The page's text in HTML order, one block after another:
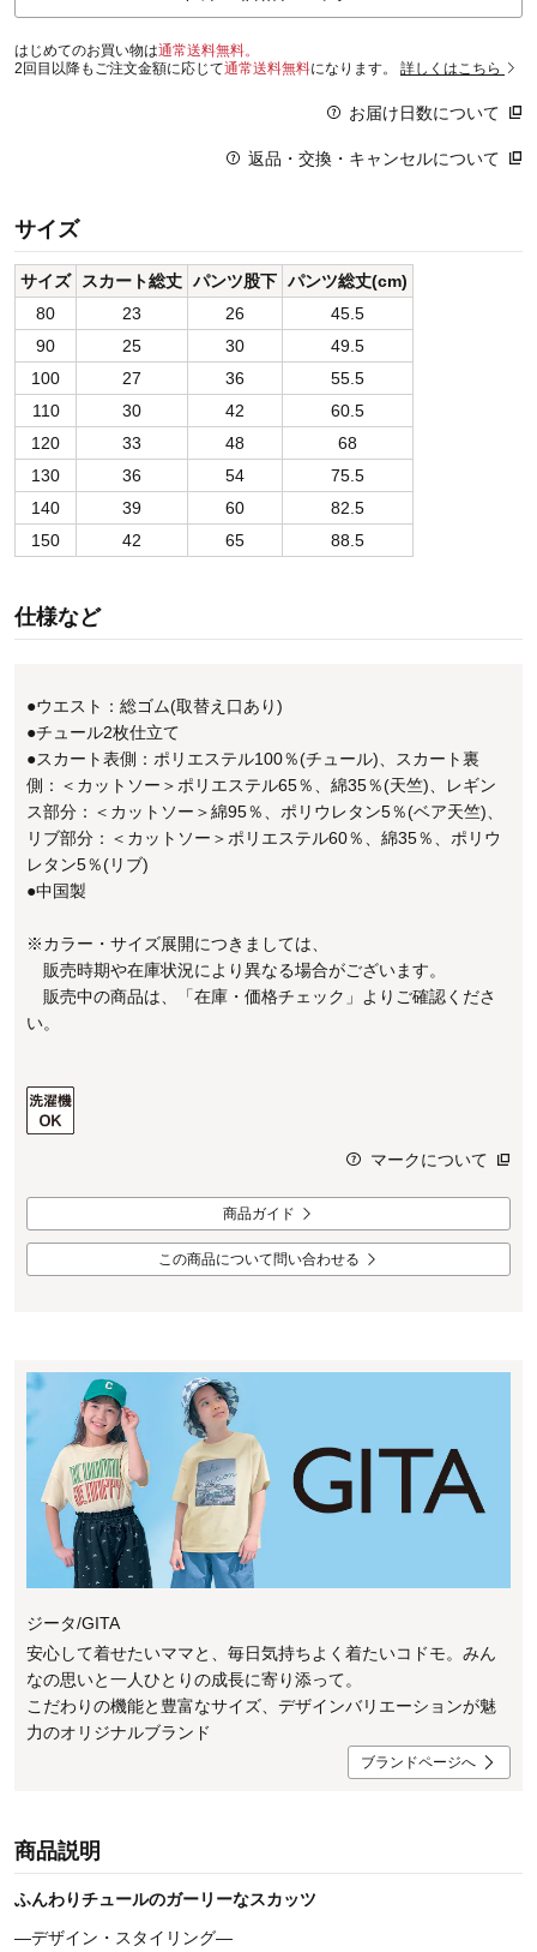
はじめてのお買い物は通常送料無料。
2回目以降もご注文金額に応じて通常送料無料になります。 詳しくはこちら
お届け日数について
返品・交換・キャンセルについて
サイズ
サイズ スカート総丈 パンツ股下 パンツ総丈(cm)
80
23 26
45.5
90
25 30
49.5
100
27 36
55.5
110
30 42
60.5
120
33 48
68
130
36 54
75.5
140
39 60
82.5
150
42 65 88.5
仕様など
●ウエスト：総ゴム(取替え口あり)
●チュール2枚仕立て
●スカート表側：ポリエステル100％(チュール)、スカート裏
側：＜カットソー＞ポリエステル65％、綿35％(天竺)、レギン
ス部分：＜カットソー＞綿95％、ポリウレタン5％(ベア天竺)、
リブ部分：＜カットソー＞ポリエステル60％、綿35％、ポリウ
レタン5％(リブ)
●中国製
※カラー・サイズ展開につきましては、
販売時期や在庫状況により異なる場合がございます。
販売中の商品は、「在庫・価格チェック」よりご確認くださ
い。
マークについて
商品ガイド
この商品について問い合わせる
ジータ/GITA
安心して着せたいママと、毎日気持ちよく着たいコドモ。みん
なの思いと一人ひとりの成長に寄り添って。
こだわりの機能と豊富なサイズ、デザインバリエーションが魅
力のオリジナルブランド
ブランドページへ
商品説明
ふんわりチュールのガーリーなスカッツ
―デザイン・スタイリング―